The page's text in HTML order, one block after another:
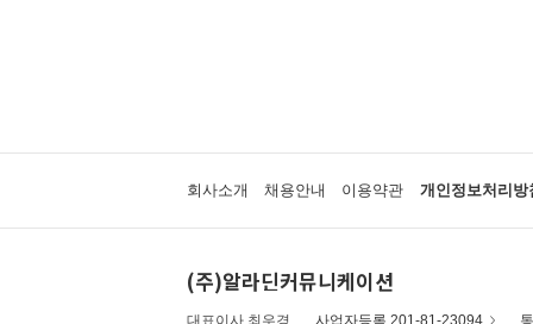
회사소개 채용안내 이용약관 개인정보처리방
(주)알라딘커뮤니케이션
대표이사 최우경 사업자등록 201-81-23094